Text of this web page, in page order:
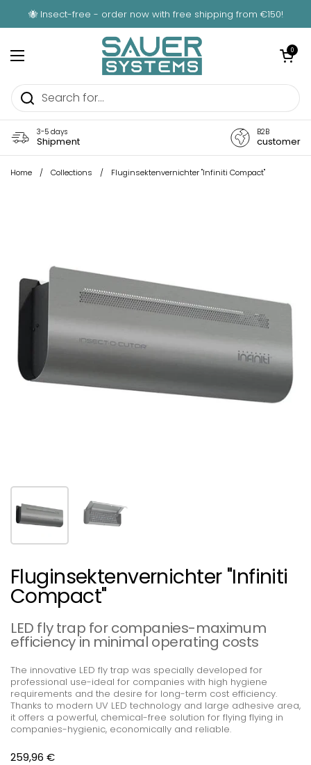
🐝 Insect-free - order now with free shipping from €150!
Open menu
Open
0
3-5 days
Shipment
B2B
customer
Home / Collections / Fluginsektenvernichter "Infiniti Compact"
Fluginsektenvernichter "Infiniti
Compact"
LED fly trap for companies-maximum
efficiency in minimal operating costs
The innovative LED fly trap was specially developed for
professional use-ideal for companies with high hygiene
requirements and the desire for long-term cost efficiency.
Thanks to modern UV LED technology and large adhesive area,
it offers a powerful, chemical-free solution for flying flying in
companies-hygienic, economically and reliable.
Regular price
259,96 €